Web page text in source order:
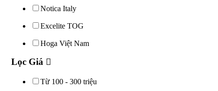
Notica Italy
Excelite TOG
Hoga Việt Nam
Lọc Giá
Từ 100 - 300 triệu